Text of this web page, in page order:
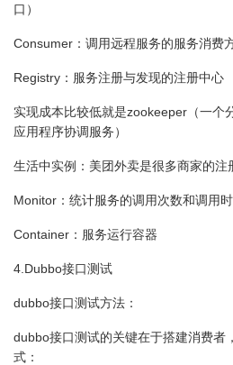
口）
Consumer： 调用远程服务的服务消费
Registry： 服务注册与发现的注册中心
实现成本比较低就是zookeeper（一个
应用程序协调服务）
生活中实例：美团外卖是很多商家的注
Monitor： 统计服务的调用次数和调用
Container： 服务运行容器
4.Dubbo接口测试
dubbo接口测试方法：
dubbo接口测试的关键在于搭建消费者
式：